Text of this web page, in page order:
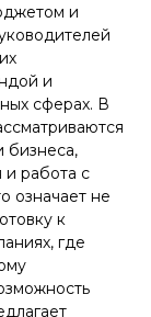
и
и
сферах. В
бизнеса,
и работа с
означает не
к
где